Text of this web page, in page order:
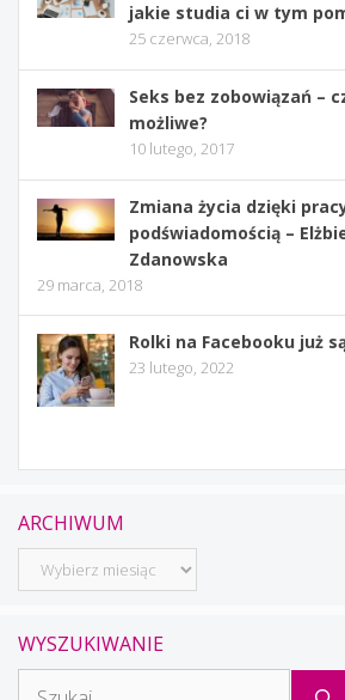
jakie studia ci w tym
25 czerwca, 2018
Seks bez zobowiązań –
możliwe?
10 lutego, 2017
Zmiana życia dzięki
podświadomością –
Zdanowska
29 marca, 2018
Rolki na Facebooku już
23 lutego, 2022
ARCHIWUM
Archiwum
WYSZUKIWANIE